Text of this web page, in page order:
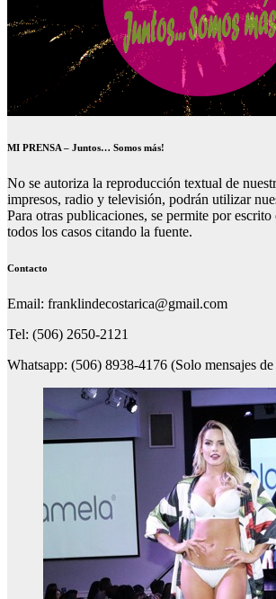
MI PRENSA – Juntos… Somos más!
No se autoriza la reproducción textual de
impresos, radio y televisión, podrán utilizar
Para otras publicaciones, se permite por
todos los casos citando la fuente.
Contacto
Email: franklindecostarica@gmail.com
Tel: (506) 2650-2121
Whatsapp: (506) 8938-4176 (Solo mensajes